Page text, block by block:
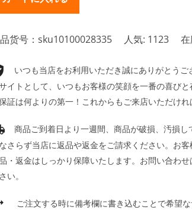
货号：sku10100028335 人気: 1123
いつも当店をお利用いただき誠にありがとう
イトとして、いつもお客様の笑顔を一番の喜び
証は何よりの第一！これからもご来店いただけれ
商品ご到着日より一週間、商品が破損、汚損
さらず当店に返品や返金をご請求ください。お
・返金はしっかり保障いたします。お問い合わせ
い。
ご注文する時に備考欄に書き込むことで希望